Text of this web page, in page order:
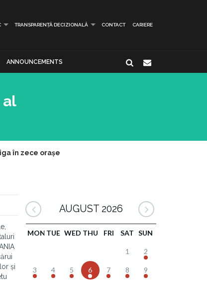
TRANSPARENȚĂ DECIZIONALĂ CONTACT CARIERE
ANNOUNCEMENTS
al
în zece orașe
și
AUGUST 2026
MON TUE WED THU FRI SAT SUN
1 2
3 4 5 6 7 8 9